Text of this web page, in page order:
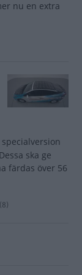
nu en extra
ska ge
färdas över 56